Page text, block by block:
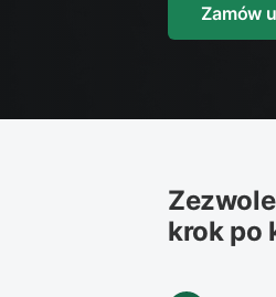
Zamów
krok po